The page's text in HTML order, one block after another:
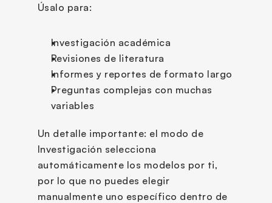
Úsalo para:
Investigación académica
Revisiones de literatura
Informes y reportes de formato largo
Preguntas complejas con muchas
variables
Un detalle importante: el modo de
Investigación selecciona
automáticamente los modelos por ti,
por lo que no puedes elegir
manualmente uno específico dentro de